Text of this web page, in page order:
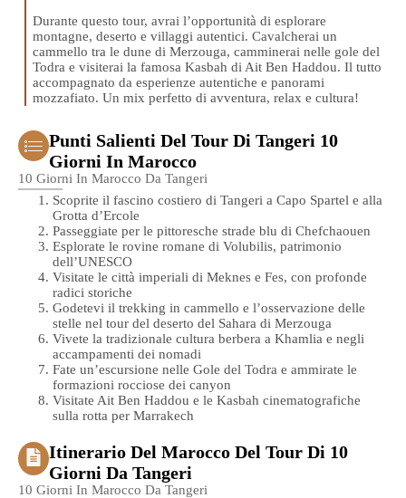
Durante questo tour, avrai l’opportunità di esplorare
montagne, deserto e villaggi autentici. Cavalcherai un
cammello tra le dune di Merzouga, camminerai nelle gole del
Todra e visiterai la famosa Kasbah di Ait Ben Haddou. Il tutto
accompagnato da esperienze autentiche e panorami
mozzafiato. Un mix perfetto di avventura, relax e cultura!
Punti Salienti Del Tour Di Tangeri 10
Giorni In Marocco
10 Giorni In Marocco Da Tangeri
Scoprite il fascino costiero di Tangeri a Capo Spartel e alla
Grotta d’Ercole
Passeggiate per le pittoresche strade blu di Chefchaouen
Esplorate le rovine romane di Volubilis, patrimonio
dell’UNESCO
Visitate le città imperiali di Meknes e Fes, con profonde
radici storiche
Godetevi il trekking in cammello e l’osservazione delle
stelle nel tour del deserto del Sahara di Merzouga
Vivete la tradizionale cultura berbera a Khamlia e negli
accampamenti dei nomadi
Fate un’escursione nelle Gole del Todra e ammirate le
formazioni rocciose dei canyon
Visitate Ait Ben Haddou e le Kasbah cinematografiche
sulla rotta per Marrakech
Itinerario Del Marocco Del Tour Di 10
Giorni Da Tangeri
10 Giorni In Marocco Da Tangeri